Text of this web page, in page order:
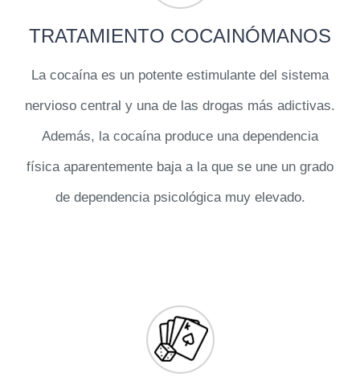
TRATAMIENTO COCAINÓMANOS
La cocaína es un potente estimulante del sistema
nervioso central y una de las drogas más adictivas.
Además, la cocaína produce una dependencia
física aparentemente baja a la que se une un grado
de dependencia psicológica muy elevado.